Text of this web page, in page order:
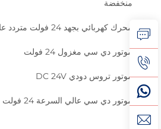
منخفضة
محرك كهربائي بجهد 24 فولت متردد عالي العزم
موتور دي سي مغزول 24 فولت
موتور تروس دودي DC 24V
موتور دي سي عالي السرعة 24 فولت